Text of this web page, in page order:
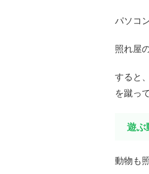
パソコ
照れ屋
すると
を蹴っ
遊ぶ
動物も